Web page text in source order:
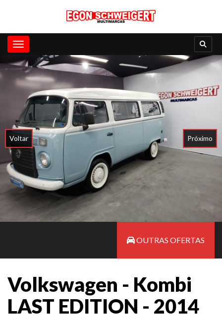
Toggle navigation
Voltar Próximo
OUTRAS OFERTAS
Volkswagen - Kombi
LAST EDITION - 2014